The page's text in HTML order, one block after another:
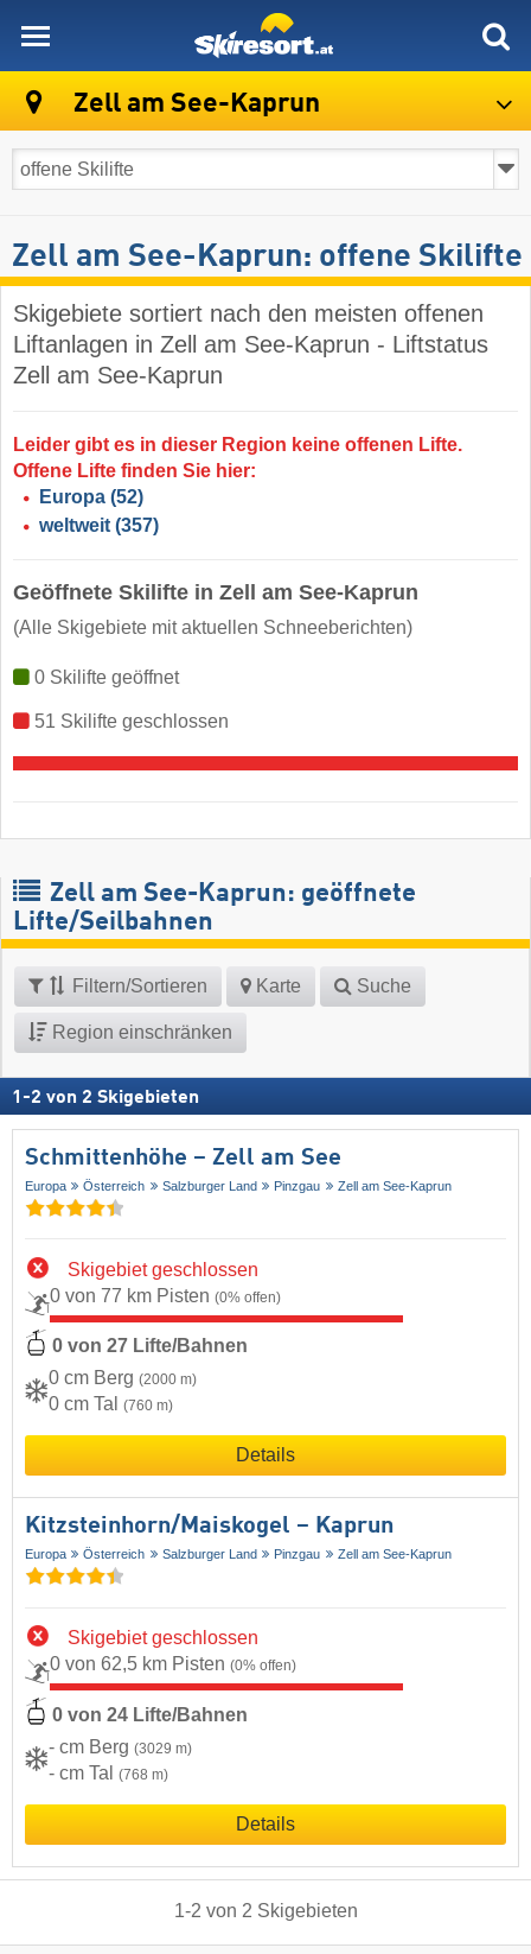
Zell am See-Kaprun
Zell am See-Kaprun: offene Skilifte
Skigebiete sortiert nach den meisten offenen
Liftanlagen in Zell am See-Kaprun - Liftstatus
Zell am See-Kaprun
Leider gibt es in dieser Region keine offenen Lifte.
Offene Lifte finden Sie hier:
Europa (52)
weltweit (357)
Geöffnete Skilifte in Zell am See-Kaprun
(Alle Skigebiete mit aktuellen Schneeberichten)
0 Skilifte geöffnet
51 Skilifte geschlossen
Zell am See-Kaprun: geöffnete
Lifte/Seilbahnen
Filtern/Sortieren Karte Suche
Region einschränken
1 -2 von 2 Skigebieten
Schmittenhöhe – Zell am See
Europa Österreich Salzburger Land Pinzgau Zell am See-Kaprun
Skigebiet geschlossen
0 von 77 km Pisten (0% offen)
0 von 27 Lifte/Bahnen
0 cm Berg (2000 m)
0 cm Tal (760 m)
Details
Kitzsteinhorn/​Maiskogel – Kaprun
Europa Österreich Salzburger Land Pinzgau Zell am See-Kaprun
Skigebiet geschlossen
0 von 62,5 km Pisten (0% offen)
0 von 24 Lifte/Bahnen
- cm Berg (3029 m)
- cm Tal (768 m)
Details
1-2 von 2 Skigebieten